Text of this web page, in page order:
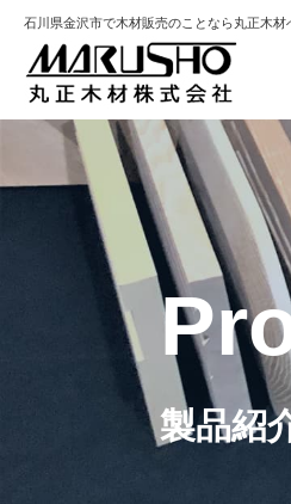
石川県金沢市で木材販売のことなら丸正木材
製品紹